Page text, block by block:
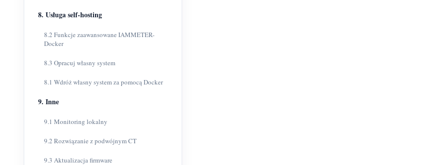
8. Usługa self-hosting
8.2 Funkcje zaawansowane IAMMETER-
Docker
8.3 Opracuj własny system
8.1 Wdróż własny system za pomocą Docker
9. Inne
9.1 Monitoring lokalny
9.2 Rozwiązanie z podwójnym CT
9.3 Aktualizacja firmware